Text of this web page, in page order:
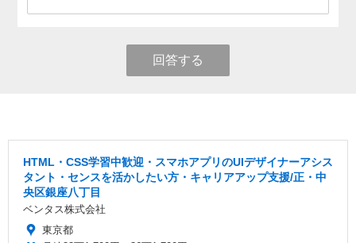
回答する
HTML・CSS学習中歓迎・スマホアプリのUIデザイナーアシス
タント・センスを活かしたい方・キャリアアップ支援/正・中
央区銀座八丁目
ベンタス株式会社
東京都